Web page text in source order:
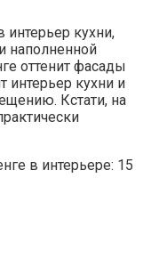
интерьер кухни,
наполненной
оттенит фасады
интерьер кухни и
Кстати, на